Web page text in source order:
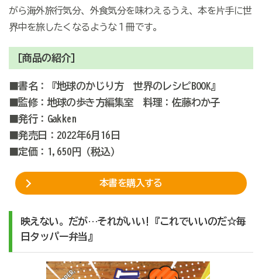
がら海外旅行気分、外食気分を味わえるうえ、本を片手に世
界中を旅したくなるような１冊です。
[商品の紹介]
■書名：『地球のかじり方 世界のレシピBOOK』
■監修：地球の歩き方編集室 料理：佐藤わか子
■発行：Gakken
■発売日：2022年6月16日
■定価：1,650円（税込）
本書を購入する
映えない。だが…それがいい!『これでいいのだ☆毎
日タッパー弁当』